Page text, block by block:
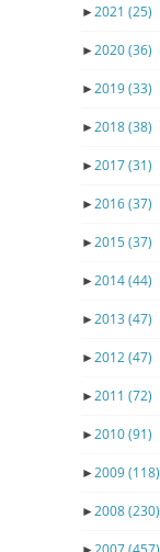
►2021 (25)
►2020(36)
►2019(33)
►2018(38)
►2017(31)
►2016(37)
►2015(37)
►2014(44)
►2013 (47)
►2012(47)
►2011 (72)
►2010(91)
►2009(118)
►2008(230)